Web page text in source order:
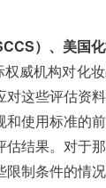
）、美国
权威机构对化
这些评估资
和使用标准的
估结果。对于
限制条件的情